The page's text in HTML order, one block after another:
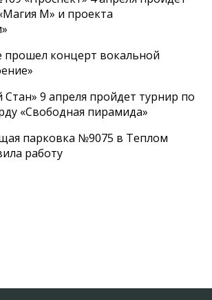
М» и проекта
прошел концерт вокальной
9 апреля пройдет турнир по
«Свободная пирамида»
парковка №9075 в Теплом
работу